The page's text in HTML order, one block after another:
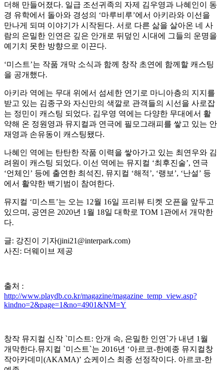
더해 만들어졌다. 일급 조선귀족의 자제 김우영과 나혜인이 동
경 유학에서 돌아와 경성의 ‘마루비루’에서 아키라와 이선을
만나게 되며 이야기가 시작된다. 서로 다른 삶을 살아온 네 사
람의 은밀한 인연은 깊은 안개로 뒤덮인 시대에 그들의 운명을
예기치 못한 방향으로 이끈다.
‘미스트’는 작품 개막 소식과 함께 창작 초연에 함께할 캐스팅
을 공개했다.
아키라 역에는 무대 위에서 섬세한 연기로 마니아층의 지지를
받고 있는 김종구와 자신만의 색깔로 관객들의 시선을 사로잡
는 정민이 캐스팅 되었다. 김우영 역에는 다양한 무대에서 활
약해 온 정원영과 뮤지컬과 연극에 필모그래피를 쌓고 있는 안
재영과 손유동이 캐스팅됐다.
나혜인 역에는 탄탄한 작품 이력을 쌓아가고 있는 최연우와 김
려원이 캐스팅 되었다. 이선 역에는 뮤지컬 ‘최후진술’, 연극
‘언체인’ 등에 출연한 최석진, 뮤지컬 ‘해적’, ‘랭보’, ‘난설’ 등
에서 활약한 백기범이 참여한다.
뮤지컬 ‘미스트’는 오는 12월 16일 프리뷰 티켓 오픈을 앞두고
있으며, 공연은 2020년 1월 18일 대학로 TOM 1관에서 개막한
다.
글: 강진이 기자(jini21@interpark.com)
사진: 더웨이브 제공
출처 :
http://www.playdb.co.kr/magazine/magazine_temp_view.asp?
kindno=2&page=1&no=4901&NM=Y
창작 뮤지컬 신작 `미스트: 안개 속, 은밀한 인연`가 내년 1월
개막한다.뮤지컬 `미스트`는 2016년 ‘아르코-한예종 뮤지컬창
작아카데미(AKAMA)’ 쇼케이스 최종 선정작이다. 아르코-한